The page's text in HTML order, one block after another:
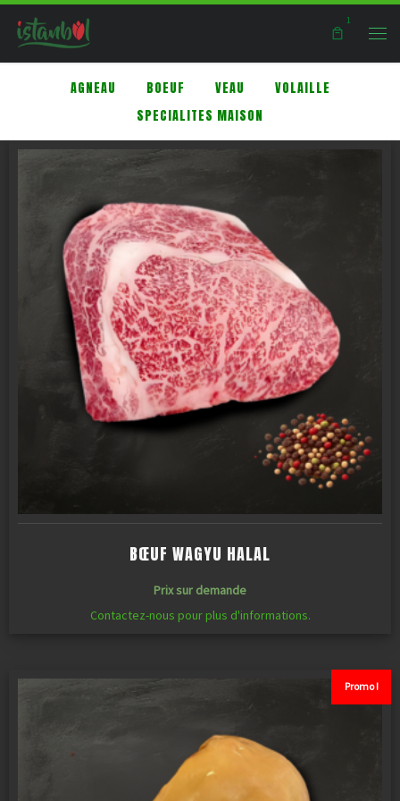
Skip to content 1
AGNEAU BOEUF VEAU
VOLAILLE
SPECIALITES MAISON
BŒUF WAGYU HALAL
Prix sur demande
Contactez-nous pour plus d'informations.
Promo !